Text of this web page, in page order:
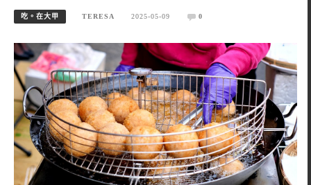
吃。在大甲 TERESA 2025-05-09 0